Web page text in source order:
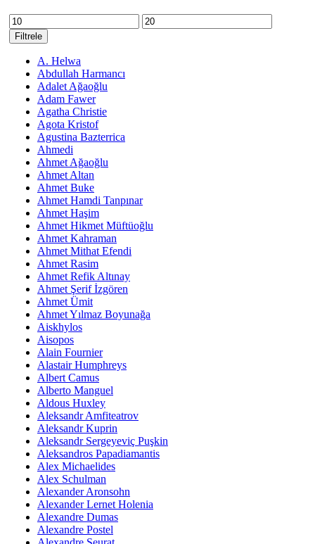
En
düşük
fiyat
En
yüksek
Filtrele
A. Helwa
Abdullah Harmancı
Adalet Ağaoğlu
Adam Fawer
Agatha Christie
Agota Kristof
Agustina Bazterrica
Ahmedi
Ahmet Ağaoğlu
Ahmet Altan
Ahmet Buke
Ahmet Hamdi Tanpınar
Ahmet Haşim
Ahmet Hikmet Müftüoğlu
Ahmet Kahraman
Ahmet Mithat Efendi
Ahmet Rasim
Ahmet Refik Altınay
Ahmet Şerif İzgören
Ahmet Ümit
Ahmet Yılmaz Boyunağa
Aiskhylos
Aisopos
Alain Fournier
Alastair Humphreys
Albert Camus
Alberto Manguel
Aldous Huxley
Aleksandr Amfiteatrov
Aleksandr Kuprin
Aleksandr Sergeyeviç Puşkin
Aleksandros Papadiamantis
Alex Michaelides
Alex Schulman
Alexander Aronsohn
Alexander Lernet Holenia
Alexandre Dumas
Alexandre Postel